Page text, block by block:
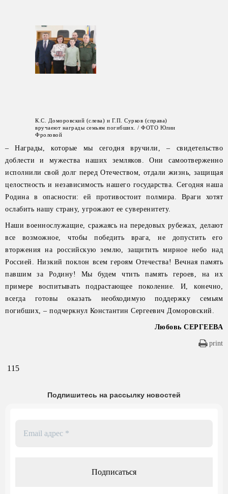
К.С. Доморовский (слева) и Г.П. Сурков (справа)
вручаеют награды семьям погибших. / ФОТО Юлии
Фроловой
– Награды, которые мы сегодня вручили, – свидетельство
доблести и мужества наших земляков. Они самоотверженно
исполнили свой долг перед Отечеством, отдали жизнь, защищая
целостность и независимость нашего государства. Сегодня наша
Родина в опасности: ей противостоит полмира. Враги хотят
ослабить нашу страну, угрожают ее суверенитету.
Наши военнослужащие, сражаясь на передовых рубежах, делают
все возможное, чтобы победить врага, не допустить его
вторжения на российскую землю, защитить мирное небо над
Россией. Низкий поклон всем героям Отечества! Вечная память
павшим за Родину! Мы будем чтить память героев, на их
примере воспитывать подрастающее поколение. И, конечно,
всегда готовы оказать необходимую поддержку семьям
погибших, – подчеркнул Константин Сергеевич Доморовский.
Любовь СЕРГЕЕВА
print
115
Подпишитесь на рассылку новостей